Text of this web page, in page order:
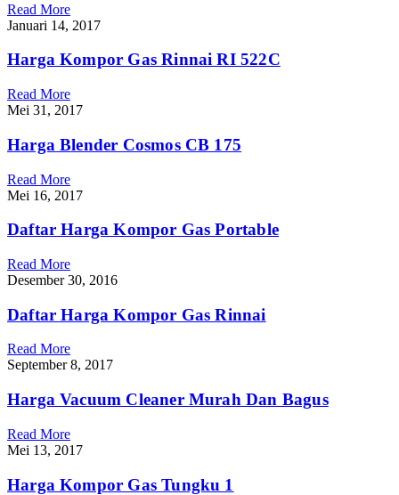
Read More
Januari 14, 2017
Harga Kompor Gas Rinnai RI 522C
Read More
Mei 31, 2017
Harga Blender Cosmos CB 175
Read More
Mei 16, 2017
Daftar Harga Kompor Gas Portable
Read More
Desember 30, 2016
Daftar Harga Kompor Gas Rinnai
Read More
September 8, 2017
Harga Vacuum Cleaner Murah Dan Bagus
Read More
Mei 13, 2017
Harga Kompor Gas Tungku 1